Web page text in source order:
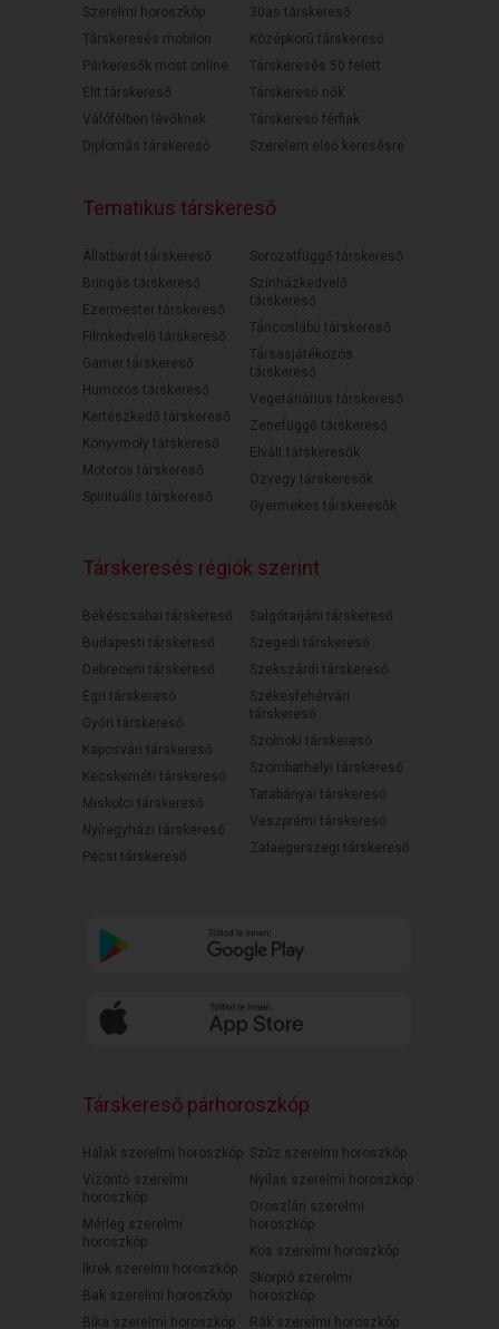
Szerelmi horoszkóp
Társkeresés mobilon
Párkeresők most online
Elit társkereső
Válófélben lévőknek
Diplomás társkereső
30as társkereső
Középkorú társkereső
Társkeresés 50 felett
Társkereső nők
Társkereső férfiak
Szerelem első keresésre
Tematikus társkereső
Állatbarát társkereső
Bringás társkereső
Ezermester társkereső
Filmkedvelő társkereső
Gamer társkereső
Humoros társkereső
Kertészkedő társkereső
Könyvmoly társkereső
Motoros társkereső
Spirituális társkereső
Sorozatfüggő társkereső
Színházkedvelő
társkereső
Táncoslábú társkereső
Társasjátékozós
társkereső
Vegetáriánus társkereső
Zenefüggő társkereső
Elvált társkeresők
Özvegy társkeresők
Gyermekes társkeresők
Társkeresés régiók szerint
Békéscsabai társkereső
Budapesti társkereső
Debreceni társkereső
Egri társkereső
Győri társkereső
Kaposvári társkereső
Kecskeméti társkereső
Miskolci társkereső
Nyíregyházi társkereső
Pécsi társkereső
Salgótarjáni társkereső
Szegedi társkereső
Szekszárdi társkereső
Székesfehérvári
társkereső
Szolnoki társkereső
Szombathelyi társkereső
Tatabányai társkereső
Veszprémi társkereső
Zalaegerszegi társkereső
Társkereső párhoroszkóp
Halak szerelmi horoszkóp
Vízöntő szerelmi
horoszkóp
Mérleg szerelmi
horoszkóp
Ikrek szerelmi horoszkóp
Bak szerelmi horoszkóp
Bika szerelmi horoszkóp
Szűz szerelmi horoszkóp
Nyilas szerelmi horoszkóp
Oroszlán szerelmi
horoszkóp
Kos szerelmi horoszkóp
Skorpió szerelmi
horoszkóp
Rák szerelmi horoszkóp